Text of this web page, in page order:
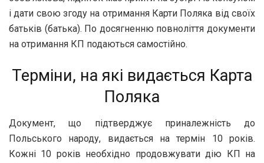
і дати свою згоду на отримання Карти Поляка від своїх
батьків (батька). По досягненню повноліття документи
на отримання КП подаються самостійно.
Терміни, на які видається Карта
Поляка
Документ, що підтверджує приналежність до
Польського народу, видається на термін 10 років.
Кожні 10 років необхідно продовжувати дію КП на